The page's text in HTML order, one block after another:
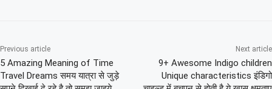
Previous article
5 Amazing Meaning of Time
Travel Dreams समय यात्रा से जुड़े
Next article
9+ Awesome Indigo children
Unique characteristics इंडिगो